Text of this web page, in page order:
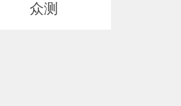
众测